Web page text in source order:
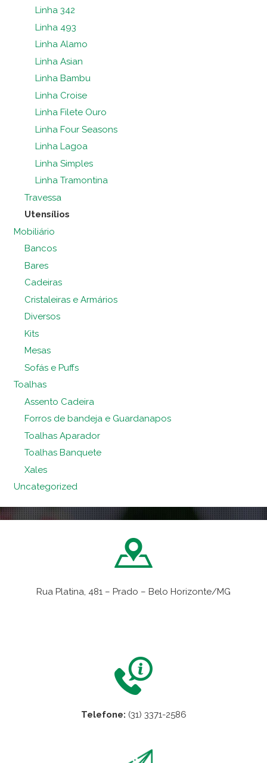
Linha 342
Linha 493
Linha Alamo
Linha Asian
Linha Bambu
Linha Croise
Linha Filete Ouro
Linha Four Seasons
Linha Lagoa
Linha Simples
Linha Tramontina
Travessa
Utensílios
Mobiliário
Bancos
Bares
Cadeiras
Cristaleiras e Armários
Diversos
Kits
Mesas
Sofás e Puffs
Toalhas
Assento Cadeira
Forros de bandeja e Guardanapos
Toalhas Aparador
Toalhas Banquete
Xales
Uncategorized
Rua Platina, 481 – Prado – Belo Horizonte/MG
Telefone: (31) 3371-2586